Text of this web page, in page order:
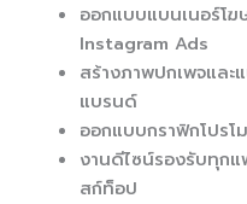
ออกแบบแบนเนอร์โ
Instagram Ads
สร้างภาพปกเพจแล
แบรนด์
ออกแบบกราฟิกโปรโ
งานดีไซน์รองรับทุก
สก์ท็อป